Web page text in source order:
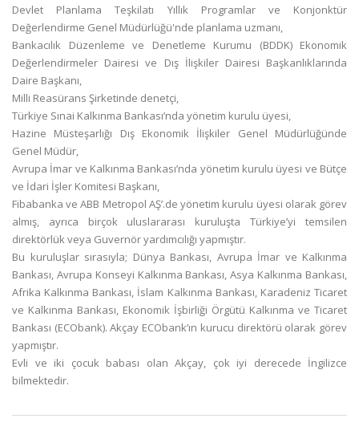
Devlet Planlama Teşkilatı Yıllık Programlar ve Konjonktür
Değerlendirme Genel Müdürlüğü'nde planlama uzmanı,
Bankacılık Düzenleme ve Denetleme Kurumu (BDDK) Ekonomik
Değerlendirmeler Dairesi ve Dış İlişkiler Dairesi Başkanlıklarında
Daire Başkanı,
Milli Reasürans Şirketinde denetçi,
Türkiye Sınai Kalkınma Bankası’nda yönetim kurulu üyesi,
Hazine Müsteşarlığı Dış Ekonomik İlişkiler Genel Müdürlüğünde
Genel Müdür,
Avrupa İmar ve Kalkınma Bankası’nda yönetim kurulu üyesi ve Bütçe
ve İdari İşler Komitesi Başkanı,
Fibabanka ve ABB Metropol AŞ’.de yönetim kurulu üyesi olarak görev
almış, ayrıca birçok uluslararası kuruluşta Türkiye’yi temsilen
direktörlük veya Guvernör yardımcılığı yapmıştır.
Bu kuruluşlar sırasıyla; Dünya Bankası, Avrupa İmar ve Kalkınma
Bankası, Avrupa Konseyi Kalkınma Bankası, Asya Kalkınma Bankası,
Afrika Kalkınma Bankası, İslam Kalkınma Bankası, Karadeniz Ticaret
ve Kalkınma Bankası, Ekonomik İşbirliği Örgütü Kalkınma ve Ticaret
Bankası (ECObank). Akçay ECObank’ın kurucu direktörü olarak görev
yapmıştır.
Evli ve iki çocuk babası olan Akçay, çok iyi derecede İngilizce
bilmektedir.